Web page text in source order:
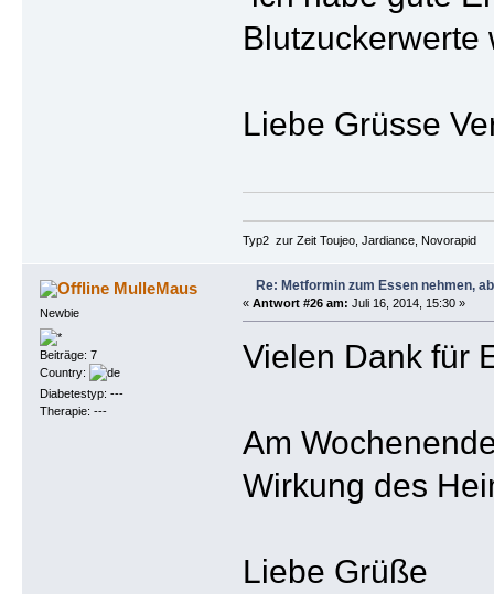
Blutzuckerwerte
Liebe Grüsse
Typ2 zur Zeit Toujeo, Jardiance, Novorapid
MulleMaus
Newbie
Beiträge: 7
Country:
Diabetestyp: ---
Therapie: ---
Re: Metformin zum Essen nehmen,
« Antwort #26 am: Juli 16, 2014, 15:30 »
Vielen Dank für
Am
Wirkung des
Liebe Grüße